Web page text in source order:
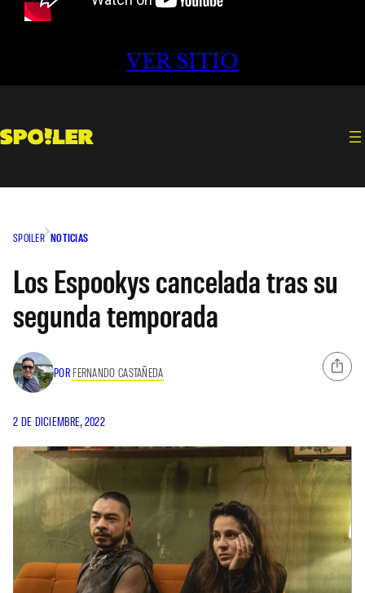
VER SITIO
SPOILER NOTICIAS
Los Espookys cancelada tras su
segunda temporada
POR FERNANDO CASTAÑEDA
2 DE DICIEMBRE, 2022